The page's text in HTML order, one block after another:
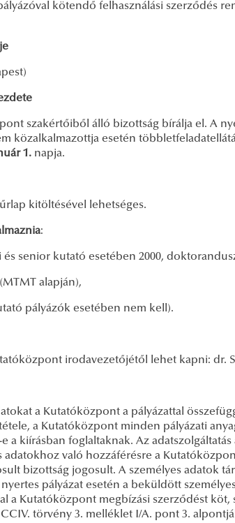
kötendő felhasználási szerződés
szakértőiből álló bizottság bírálja el. A
közalkalmazottja esetén
1. napja.
űrlap kitöltésével lehetséges.
:
senior kutató esetében 2000,
alapján),
pályázók esetében nem kell).
irodavezetőjétől lehet kapni: dr.
a Kutatóközpont a pályázattal
a Kutatóközpont minden pályázati
a kiírásban foglaltaknak. Az adatszolgáltatás
adatokhoz való hozzáférésre a
bizottság jogosult. A személyes adatok
pályázat esetén a beküldött
a Kutatóközpont megbízási szerződést köt,
törvény 3. melléklet I/A. pont 3.